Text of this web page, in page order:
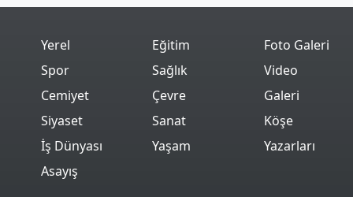
Yerel
Spor
Cemiyet
Siyaset
İş Dünyası
Asayış
Eğitim
Sağlık
Çevre
Sanat
Yaşam
Foto Galeri
Video
Galeri
Köşe
Yazarları